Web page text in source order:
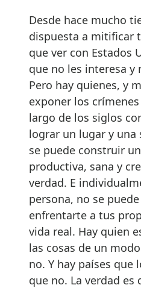
Desde hace mucho
dispuesta a mitificar
que ver con Estados
que no les interesa y
Pero hay quienes, y
exponer los
largo de los siglos
lograr un lugar y una
se puede construir
productiva, sana y
verdad. E
persona, no se
enfrentarte a tus
vida real. Hay quien
las cosas de un
no. Y hay países que
que no. La verdad es